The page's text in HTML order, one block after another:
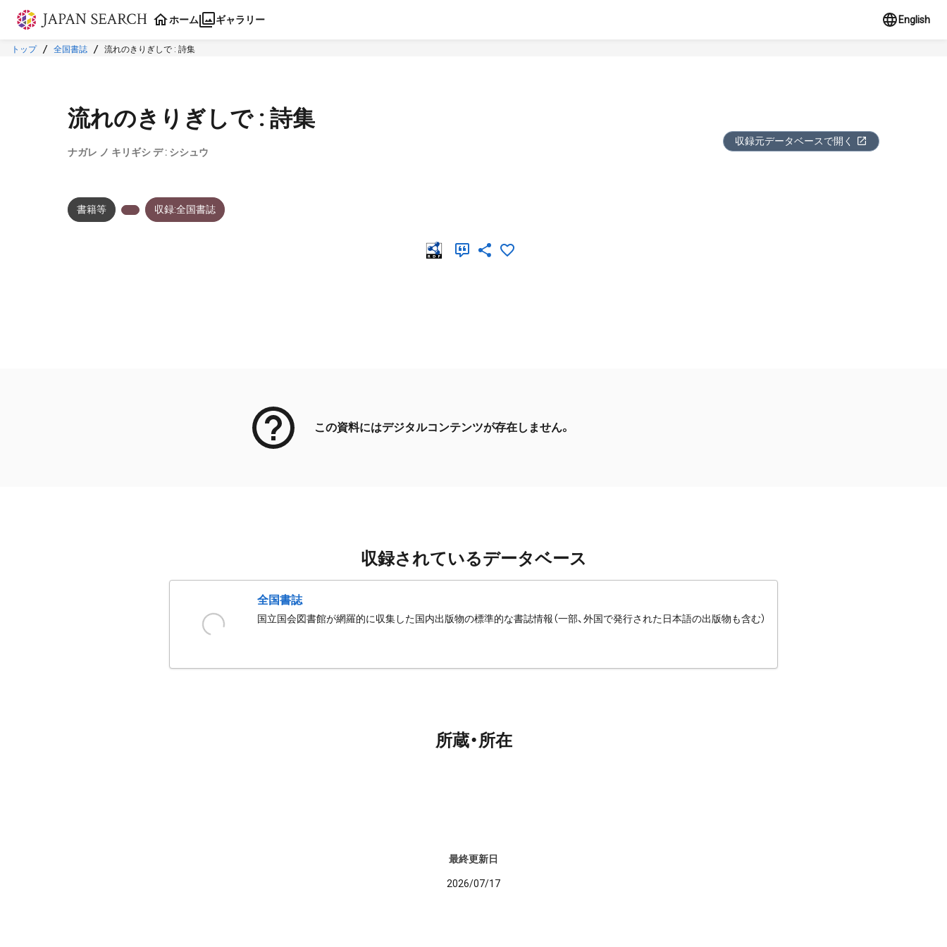
本文に飛ぶ
ホーム ギャラリー English
トップ 全国書誌 流れのきりぎしで : 詩集
流れのきりぎしで : 詩集
ナガレ ノ キリギシ デ : シシュウ
収録元データベースで開く
書籍等 収録:全国書誌
この資料にはデジタルコンテンツが存在しません。
収録されているデータベース
全国書誌
国立国会図書館が網羅的に収集した国内出版物の標準的な書誌情報（一部、外国で発行された日本語の出版物も含む）
所蔵・所在
最終更新日
2026/07/17